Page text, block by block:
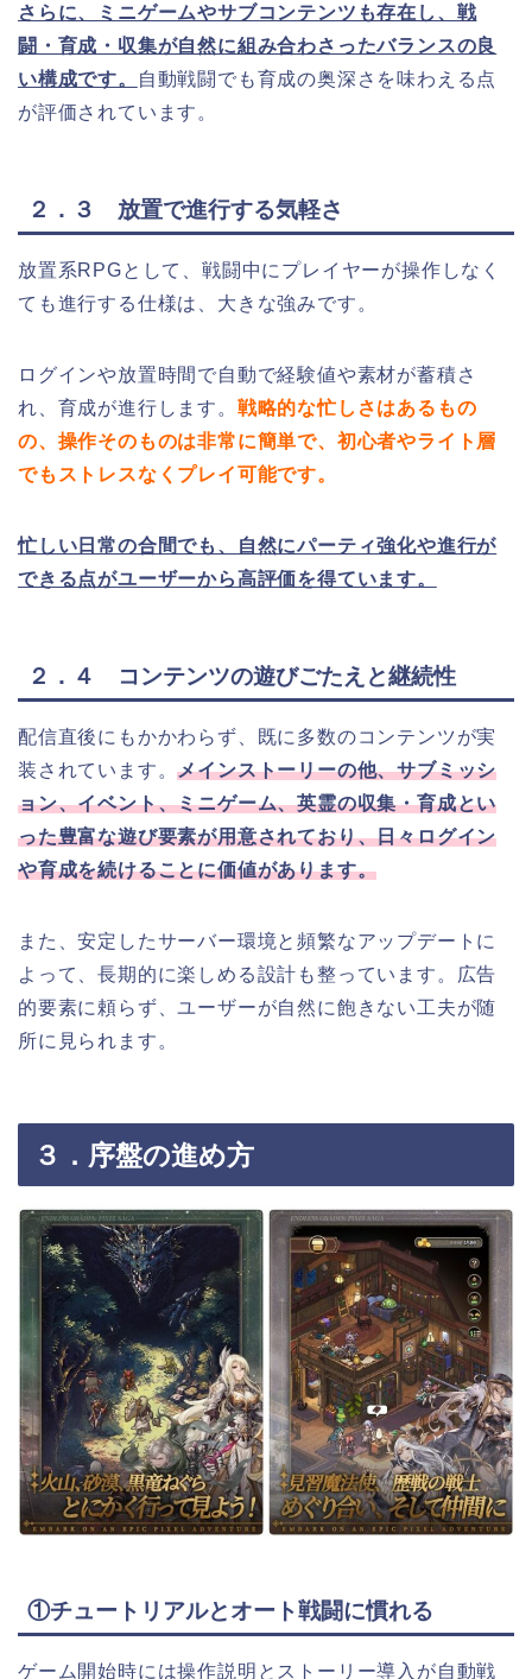
さらに、ミニゲームやサブコンテンツも存在し、戦
闘・育成・収集が自然に組み合わさったバランスの良
い構成です。
自動戦闘でも育成の奥深さを味わえる点
が評価されています。
２．３ 放置で進行する気軽さ
放置系RPGとして、戦闘中にプレイヤーが操作しなく
ても進行する仕様は、大きな強みです。
ログインや放置時間で自動で経験値や素材が蓄積さ
れ、育成が進行します。 戦略的な忙しさはあるもの
の、操作そのものは非常に簡単で、初心者やライト層
でもストレスなくプレイ可能です。
忙しい日常の合間でも、自然にパーティ強化や進行が
できる点がユーザーから高評価を得ています。
２．４ コンテンツの遊びごたえと継続性
配信直後にもかかわらず、既に多数のコンテンツが実
装されています。メインストーリーの他、サブミッシ
ョン、イベント、ミニゲーム、英霊の収集・育成とい
った豊富な遊び要素が用意されており、日々ログイン
や育成を続けることに価値があります。
また、安定したサーバー環境と頻繁なアップデートに
よって、長期的に楽しめる設計も整っています。広告
的要素に頼らず、ユーザーが自然に飽きない工夫が随
所に見られます。
３．序盤の進め方
①チュートリアルとオート戦闘に慣れる
ゲーム開始時には操作説明とストーリー導入が自動戦